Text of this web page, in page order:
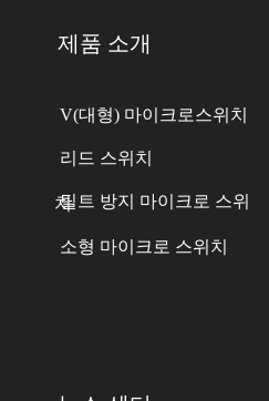
제품 소개
V(대형) 마이크로스위치
리드 스위치
틸트 방지 마이크로 스위치
소형 마이크로 스위치